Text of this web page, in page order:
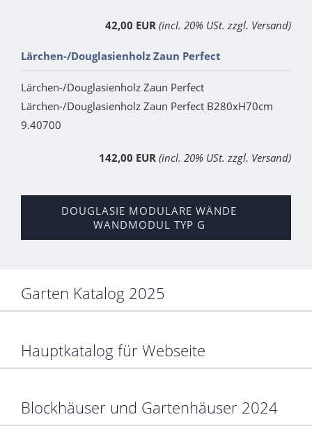
42,00 EUR (incl. 20% USt. zzgl. Versand)
Lärchen-/Douglasienholz Zaun Perfect
Lärchen-/Douglasienholz Zaun Perfect
Lärchen-/Douglasienholz Zaun Perfect B280xH70cm
9.40700
142,00 EUR (incl. 20% USt. zzgl. Versand)
DOUGLASIE MODULARE WÄNDE
WANDMODUL TYP G
Garten Katalog 2025
Hauptkatalog für Webseite
Blockhäuser und Gartenhäuser 2024